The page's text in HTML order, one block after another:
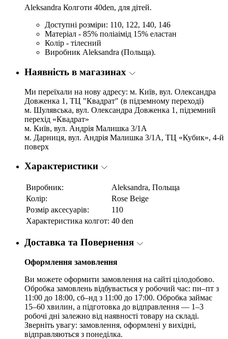
Aleksandra Колготи 40den, для дітей.
Доступні розміри: 110, 122, 140, 146
Матеріал - 85% поліаімід 15% еластан
Колір - тілесний
Виробник Aleksandra (Польща).
Наявність в магазинах
Ми переїхали на нову адресу: м. Київ, вул. Олександра
Довженка 1, ТЦ "Квадрат" (в підземному переході)
м. Шулявська, вул. Олександра Довженка 1, підземний
перехід «Квадрат»
м. Київ, вул. Андрія Малишка 3/1А
м. Дарниця, вул. Андрія Малишка 3/1А, ТЦ «Кубик», 4-й
поверх
Характеристики
Виробник:
Aleksandra, Польща
Колір:
Rose Beige
Розмір аксесуарів:
110
Характеристика колгот: 40 den
Доставка та Повернення
Оформлення замовлення
Ви можете оформити замовлення на сайті цілодобово.
Обробка замовлень відбувається у робочий час: пн–пт з
11:00 до 18:00, сб–нд з 11:00 до 17:00. Обробка займає
15–60 хвилин, а підготовка до відправлення — 1–3
робочі дні залежно від наявності товару на складі.
Зверніть увагу: замовлення, оформлені у вихідні,
відправляються з понеділка.